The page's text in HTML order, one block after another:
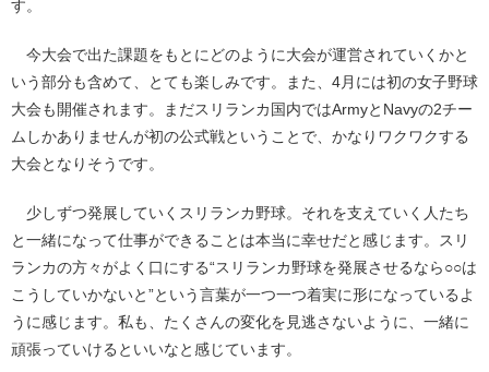
す。
今大会で出た課題をもとにどのように大会が運営されていくかと
いう部分も含めて、とても楽しみです。また、4月には初の女子野球
大会も開催されます。まだスリランカ国内ではArmyとNavyの2チー
ムしかありませんが初の公式戦ということで、かなりワクワクする
大会となりそうです。
少しずつ発展していくスリランカ野球。それを支えていく人たち
と一緒になって仕事ができることは本当に幸せだと感じます。スリ
ランカの方々がよく口にする“スリランカ野球を発展させるなら○○は
こうしていかないと”という言葉が一つ一つ着実に形になっているよ
うに感じます。私も、たくさんの変化を見逃さないように、一緒に
頑張っていけるといいなと感じています。